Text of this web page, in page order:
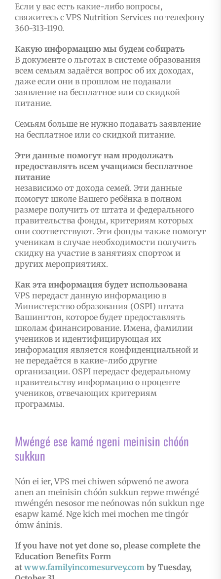
Если у вас есть какие-либо вопросы,
свяжитесь с VPS Nutrition Services по телефону
360-313-1190.
Какую информацию мы будем собирать
В документе о льготах в системе образования
всем семьям задаётся вопрос об их доходах,
даже если они в прошлом не подавали
заявление на бесплатное или со скидкой
питание.
Семьям больше не нужно подавать заявление
на бесплатное или со скидкой питание.
Эти данные помогут нам продолжать
предоставлять всем учащимся бесплатное
питание
независимо от дохода семей. Эти данные
помогут школе Вашего ребёнка в полном
размере получить от штата и федерального
правительства фонды, критериям которых
они соответствуют. Эти фонды также помогут
ученикам в случае необходимости получить
скидку на участие в занятиях спортом и
других мероприятиях.
Как эта информация будет использована
VPS передаст данную информацию в
Министерство образования (OSPI) штата
Вашингтон, которое будет предоставлять
школам финансирование. Имена, фамилии
учеников и идентифицирующая их
информация является конфиденциальной и
не передаётся в какие-либо другие
организации. OSPI передаст федеральному
правительству информацию о проценте
учеников, отвечающих критериям
программы.
Mwéngé ese kamé ngeni meinisin chóón
sukkun
Nón ei ier, VPS mei chiwen sópwenó ne awora
anen an meinisin chóón sukkun repwe mwéngé
mwéngén nesosor me neónowas nón sukkun nge
esapw kamé. Nge kich mei mochen me tingór
ómw áninis.
If you have not yet done so, please complete the
Education Benefits Form
at www.familyincomesurvey.com by Tuesday,